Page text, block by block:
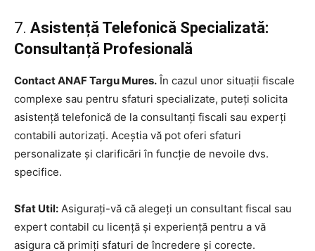
7. Asistență Telefonică Specializată:
Consultanță Profesională
Contact ANAF Targu Mures. În cazul unor situații fiscale
complexe sau pentru sfaturi specializate, puteți solicita
asistență telefonică de la consultanți fiscali sau experți
contabili autorizați. Aceștia vă pot oferi sfaturi
personalizate și clarificări în funcție de nevoile dvs.
specifice.
Sfat Util: Asigurați-vă că alegeți un consultant fiscal sau
expert contabil cu licență și experiență pentru a vă
asigura că primiți sfaturi de încredere și corecte.